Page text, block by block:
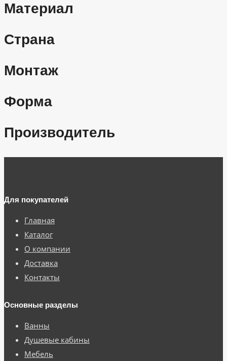
Материал
Страна
Монтаж
Форма
Производитель
Для покупателей
Главная
Каталог
О компании
Доставка
Контакты
Основные разделы
Ванны
Душевые кабины
Мебель